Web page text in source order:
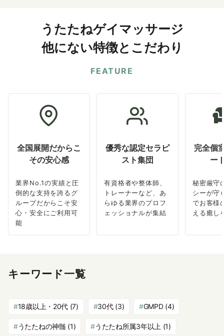
うたたねゲイマッサージ
他にない特徴とこだわり
FEATURE
全国展開だからこ
その安心感
業界No.1の実績と圧
倒的な支持を誇るグ
ループだからこそ安
心・安全にご利用可
能
優秀な認定セラピ
スト集団
有資格者や整体師、
トレーナーなど、あ
らゆる業界のプロフ
ェッショナルが集結
完全個
ー
秘密厳守
シーが守
でお客様
える癒し
キーワード一覧
18歳以上・20代 (7) 30代(3) GMPD(4)
うたたねの神髄 (1) うたたね所属3年以上 (1)